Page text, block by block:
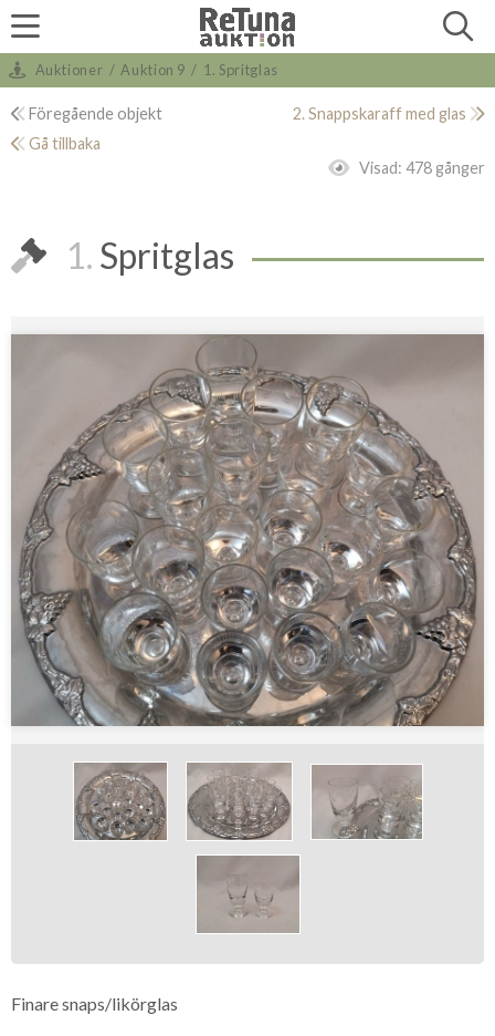
Auktioner / Auktion 9 / 1. Spritglas
Föregående objekt
2. Snappskaraff med glas
Gå tillbaka
Visad: 478 gånger
1. Spritglas
Finare snaps/likörglas